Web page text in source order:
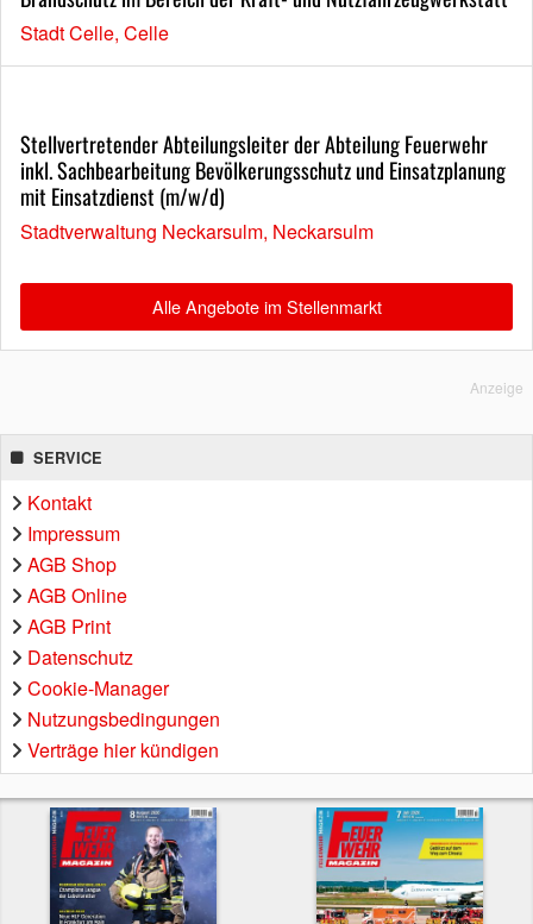
Stadt Celle, Celle
Stellvertretender Abteilungsleiter der Abteilung Feuerwehr
inkl. Sachbearbeitung Bevölkerungsschutz und Einsatzplanung
mit Einsatzdienst (m/w/d)
Stadtverwaltung Neckarsulm, Neckarsulm
Alle Angebote im Stellenmarkt
Anzeige
SERVICE
Kontakt
Impressum
AGB Shop
AGB Online
AGB Print
Datenschutz
Cookie-Manager
Nutzungsbedingungen
Verträge hier kündigen